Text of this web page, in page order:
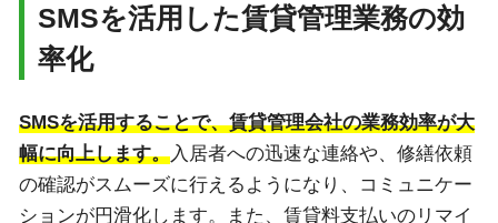
SMSを活用した賃貸管理業務の効
率化
SMSを活用することで、賃貸管理会社の業務効率が大
幅に向上します。入居者への迅速な連絡や、修繕依頼
の確認がスムーズに行えるようになり、コミュニケー
ションが円滑化します。また、賃貸料支払いのリマイ